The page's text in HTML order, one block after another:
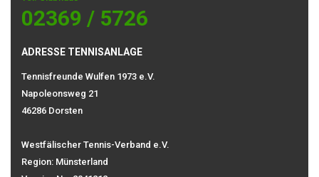
02369 / 5726
ADRESSE TENNISANLAGE
Tennisfreunde Wulfen 1973 e.V.
Napoleonsweg 21
46286 Dorsten
Westfälischer Tennis-Verband e.V.
Region: Münsterland